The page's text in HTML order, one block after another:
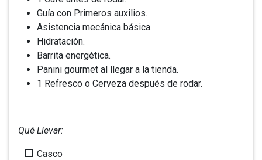
Guía con Primeros auxilios.
Asistencia mecánica básica.
Hidratación.
Barrita energética.
Panini gourmet al llegar a la tienda.
1 Refresco o Cerveza después de rodar.
Qué Llevar:
Casco